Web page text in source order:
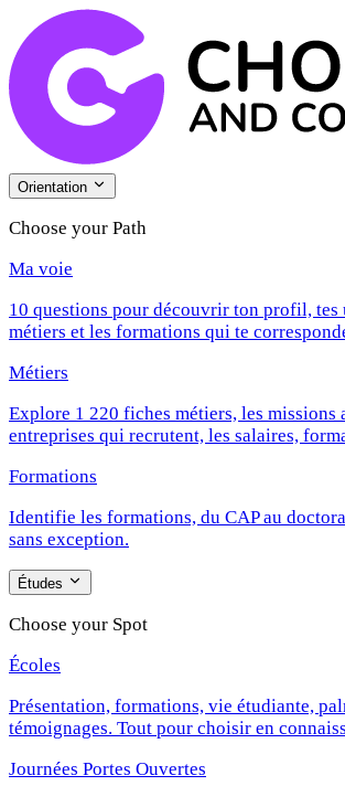
Orientation
Choose your Path
Ma voie
10 questions pour découvrir ton profil, tes
métiers et les formations qui te
Métiers
Explore 1 220 fiches métiers, les missions
entreprises qui recrutent, les salaires,
Formations
Identifie les formations, du CAP au
sans exception.
Études
Choose your Spot
Écoles
Présentation, formations, vie étudiante,
témoignages. Tout pour choisir en
Journées Portes Ouvertes